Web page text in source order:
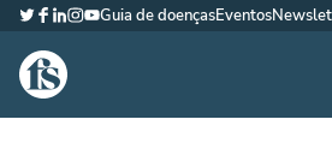
The Fish Site Brasil
Twitter
Facebook
LinkedIn
Instagram
YouTube
Guia de doençasEventos